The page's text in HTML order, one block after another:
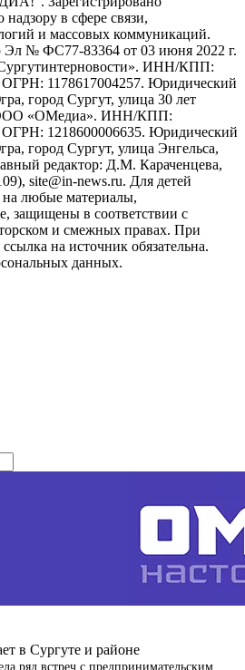
в сфере связи,
и массовых коммуникаций.
Эл № ФС77-83364 от 03 июня 2022 г.
ИНН/КПП:
ОГРН: 1178617004257. Юридический
город Сургут, улица 30 лет
ООО «ОМедиа». ИНН/КПП:
ОГРН: 1218600006635. Юридический
город Сургут, улица Энгельса,
редактор: Д.М. Караченцева,
site@in-news.ru. Для детей
на любые материалы,
защищены в соответствии с
и смежных правах. При
на источник обязательна.
данных.
в Сургуте и районе
ряд встреч с предпринимательским